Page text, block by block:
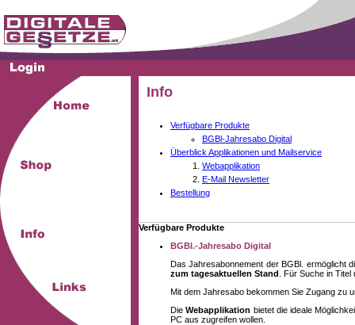
Info
Verfügbare Produkte
BGBl-Jahresabo Digital
Überblick Applikationen und Mailservice
Webapplikation
E-Mail Newsletter
Bestellung
Verfügbare Produkte
BGBl.-Jahresabo Digital
Das Jahresabonnement der BGBl. ermöglicht
zum tagesaktuellen Stand . Für Suche in
Mit dem Jahresabo bekommen Sie Zugang zu
DieWebapplikation bietet die ideale
PC aus zugreifen wollen.